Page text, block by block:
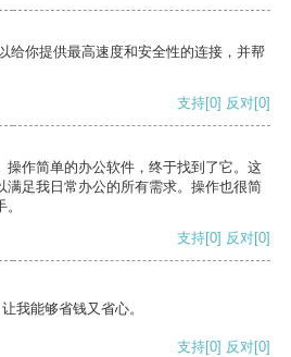
给你提供最高速度和安全性的连接，并帮
支持[0] 反对[0]
操作简单的办公软件，终于找到了它。这
满足我日常办公的所有需求。操作也很简
支持[0] 反对[0]
我能够省钱又省心。
支持[0] 反对[0]